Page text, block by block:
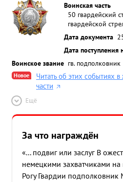
Воинская часть
50 гвардейский
гвардейской
Дата документа
Дата поступления
Воинское звание гв. подполковник
Новое
Читать об этих событиях
части
Ещё
За что награждён
«... подвиг или заслуг В
немецкими захватчиками
Рогу Гвардии подполковник